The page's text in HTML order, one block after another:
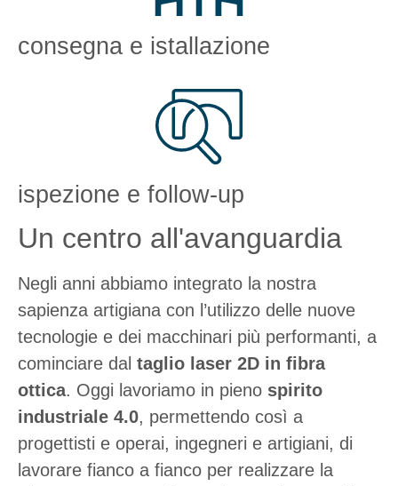
consegna e istallazione
ispezione e follow-up
Un centro all'avanguardia
Negli anni abbiamo integrato la nostra
sapienza artigiana con l’utilizzo delle nuove
tecnologie e dei macchinari più performanti, a
cominciare dal taglio laser 2D in fibra
ottica. Oggi lavoriamo in pieno spirito
industriale 4.0, permettendo così a
progettisti e operai, ingegneri e artigiani, di
lavorare fianco a fianco per realizzare la